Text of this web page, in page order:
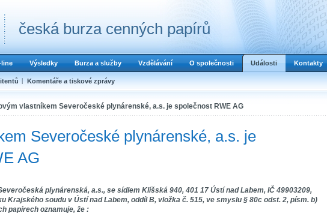
česká burza cenných papírů
line Výsledky Burza a služby Vzdělávání O společnosti Události Kontakty
Komentáře a tiskové zprávy
vlastníkem Severočeské plynárenské, a.s. je společnost RWE AG
Severočeské plynárenské, a.s. je
AG
plynárenská, a.s., se sídlem Klíšská 940, 401 17 Ústí nad Labem, IČ 49903209,
Krajského soudu v Ústí nad Labem, oddíl B, vložka č. 515, ve smyslu § 80c odst. 2, písm. b)
papírech oznamuje, že :